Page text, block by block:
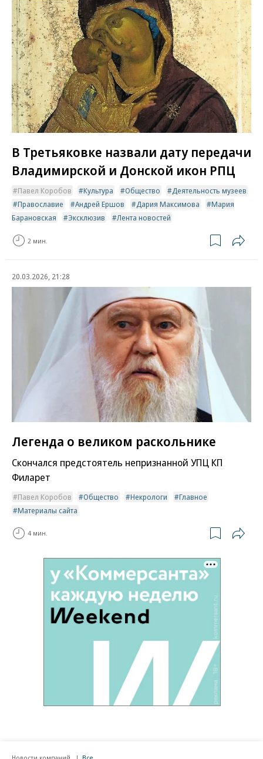
В Третьяковке назвали дату передачи
Владимирской и Донской икон РПЦ
Павел Коробов Культура Общество
Деятельность музеев
Православие
Андрей Ершов Дария Максимова
Мария
Барановская
Эксклюзив Лента новостей
2 мин.
20.03.2026, 21:28
Легенда о великом раскольнике
Скончался предстоятель непризнанной УПЦ КП
Филарет
Павел Коробов Общество Некрологи
Главное
Материалы сайта
4 мин.